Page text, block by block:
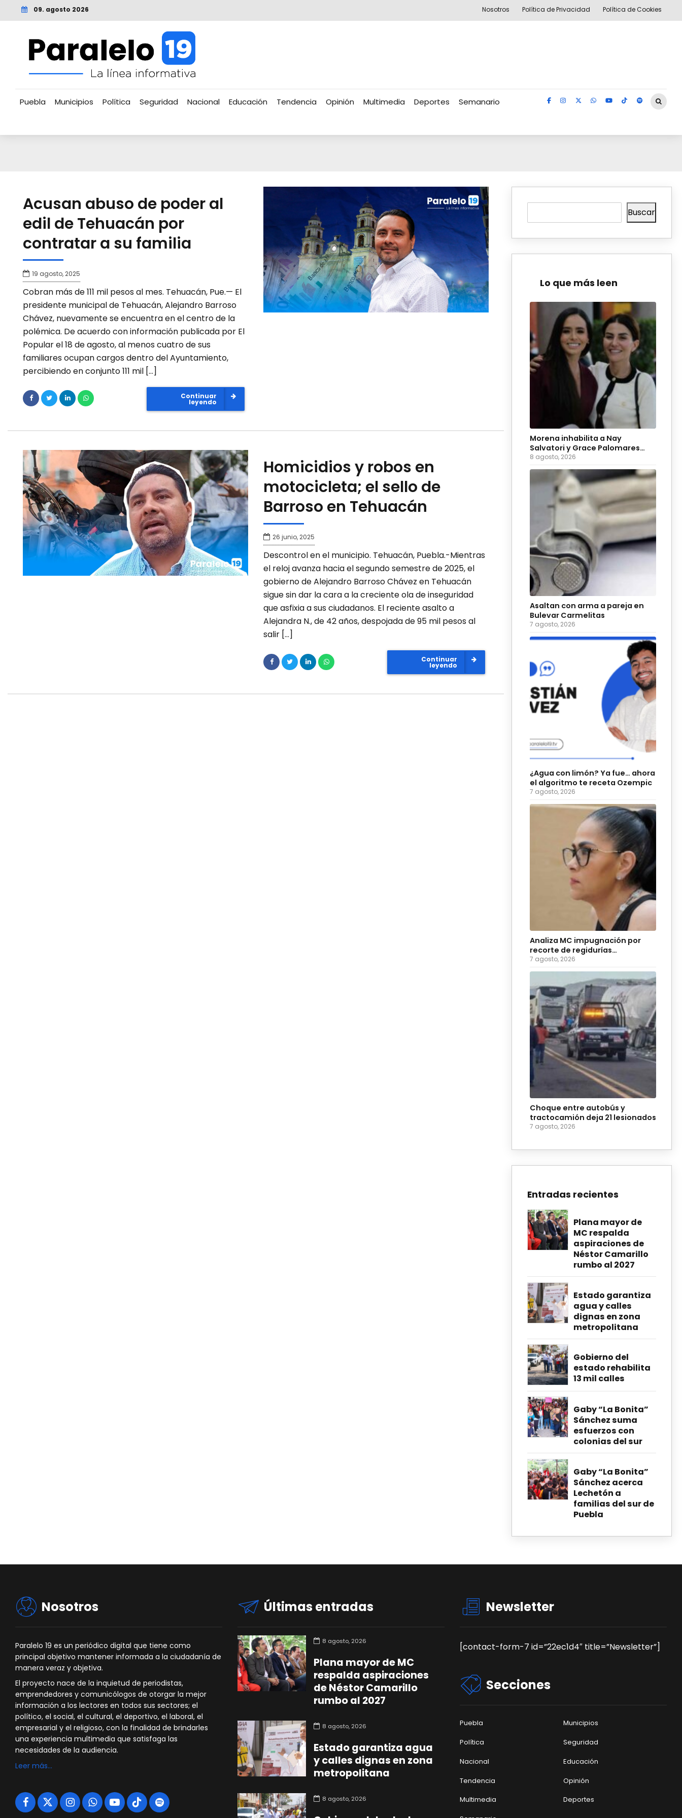
09. agosto 2026 Nosotros Política de Privacidad Política de Cookies
Puebla Municipios Política Seguridad Nacional Educación Tendencia Opinión Multimedia Deportes Semanario
Acusan abuso de poder al
edil de Tehuacán por
contratar a su familia
19 agosto, 2025
Cobran más de 111 mil pesos al mes. Tehuacán, Pue.— El
presidente municipal de Tehuacán, Alejandro Barroso
Chávez, nuevamente se encuentra en el centro de la
polémica. De acuerdo con información publicada por El
Popular el 18 de agosto, al menos cuatro de sus
familiares ocupan cargos dentro del Ayuntamiento,
percibiendo en conjunto 111 mil […]
Continuar
leyendo
Homicidios y robos en
motocicleta; el sello de
Barroso en Tehuacán
26 junio, 2025
Descontrol en el municipio. Tehuacán, Puebla.-Mientras
el reloj avanza hacia el segundo semestre de 2025, el
gobierno de Alejandro Barroso Chávez en Tehuacán
sigue sin dar la cara a la creciente ola de inseguridad
que asfixia a sus ciudadanos. El reciente asalto a
Alejandra N., de 42 años, despojada de 95 mil pesos al
salir […]
Continuar
leyendo
Buscar
Lo que más leen
Morena inhabilita a Nay
Salvatori y Grace Palomares
para 2027
8 agosto, 2026
Asaltan con arma a pareja en
Bulevar Carmelitas
7 agosto, 2026
¿Agua con limón? Ya fue… ahora
el algoritmo te receta Ozempic
7 agosto, 2026
Analiza MC impugnación por
recorte de regidurías
plurinominales en Puebla
7 agosto, 2026
Choque entre autobús y
tractocamión deja 21 lesionados
7 agosto, 2026
Entradas recientes
Plana mayor de
MC respalda
aspiraciones de
Néstor Camarillo
rumbo al 2027
Estado garantiza
agua y calles
dignas en zona
metropolitana
Gobierno del
estado rehabilita
13 mil calles
Gaby “La Bonita”
Sánchez suma
esfuerzos con
colonias del sur
Gaby “La Bonita”
Sánchez acerca
Lechetón a
familias del sur de
Puebla
Nosotros
Paralelo 19 es un periódico digital que tiene como
principal objetivo mantener informada a la ciudadanía de
manera veraz y objetiva.
El proyecto nace de la inquietud de periodistas,
emprendedores y comunicólogos de otorgar la mejor
información a los lectores en todos sus sectores; el
político, el social, el cultural, el deportivo, el laboral, el
empresarial y el religioso, con la finalidad de brindarles
una experiencia multimedia que satisfaga las
necesidades de la audiencia.
Leer más…
Últimas entradas
8 agosto, 2026
Plana mayor de MC
respalda aspiraciones
de Néstor Camarillo
rumbo al 2027
8 agosto, 2026
Estado garantiza agua
y calles dignas en zona
metropolitana
8 agosto, 2026
Newsletter
[contact-form-7 id=”22ec1d4″ title=”Newsletter”]
Secciones
Puebla
Municipios
Política
Seguridad
Nacional
Educación
Tendencia
Opinión
Multimedia
Deportes